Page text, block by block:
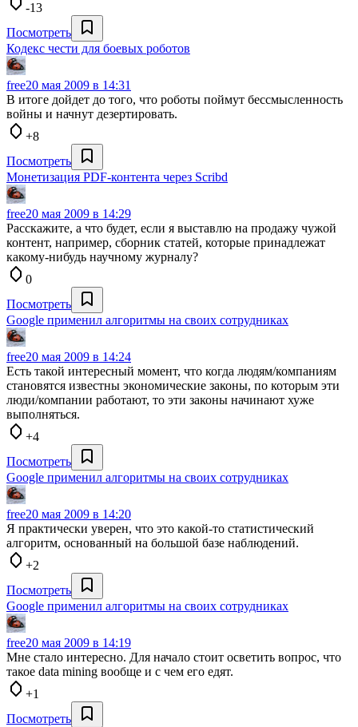
-13
Посмотреть
Кодекс чести для боевых роботов
free20 мая 2009 в 14:31
В итоге дойдет до того, что роботы поймут бессмысленность
войны и начнут дезертировать.
+8
Посмотреть
Монетизация PDF-контента через Scribd
free20 мая 2009 в 14:29
Расскажите, а что будет, если я выставлю на продажу чужой
контент, например, сборник статей, которые принадлежат
какому-нибудь научному журналу?
0
Посмотреть
Google применил алгоритмы на своих сотрудниках
free20 мая 2009 в 14:24
Есть такой интересный момент, что когда людям/компаниям
становятся известны экономические законы, по которым эти
люди/компании работают, то эти законы начинают хуже
выполняться.
+4
Посмотреть
Google применил алгоритмы на своих сотрудниках
free20 мая 2009 в 14:20
Я практически уверен, что это какой-то статистический
алгоритм, основанный на большой базе наблюдений.
+2
Посмотреть
Google применил алгоритмы на своих сотрудниках
free20 мая 2009 в 14:19
Мне стало интересно. Для начало стоит осветить вопрос, что
такое data mining вообще и с чем его едят.
+1
Посмотреть